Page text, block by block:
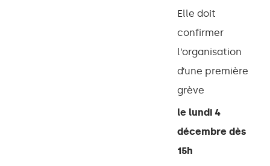
Elle doit
confirmer
l’organisation
d’une première
grève
le lundi 4
décembre dès
15h